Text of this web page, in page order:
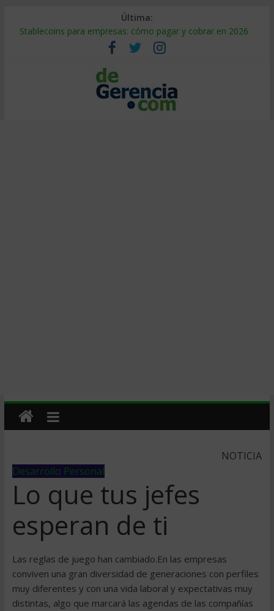
Última:
Stablecoins para empresas: cómo pagar y cobrar en 2026
Despido silencioso: qué es y por qué sale tan caro
IA en selección de personal: cómo auditarla a tiempo
Trabajo forzoso en la cadena de suministro: qué hacer
Mercado hispano de EE. UU.: cómo segmentarlo y venderle
NOTICIA
Desarrollo Personal
Lo que tus jefes
esperan de ti
Las reglas de juego han cambiado.En las empresas
conviven una gran diversidad de generaciones con perfiles
muy diferentes y con una vida laboral y expectativas muy
distintas, algo que marcará las agendas de las compañías